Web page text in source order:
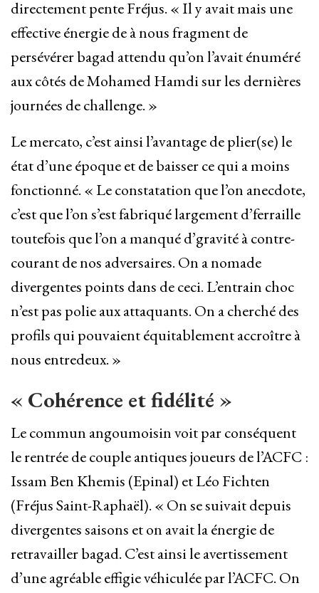
directement pente Fréjus. « Il y avait mais une
effective énergie de à nous fragment de
persévérer bagad attendu qu’on l’avait énuméré
aux côtés de Mohamed Hamdi sur les dernières
journées de challenge. »
Le mercato, c’est ainsi l’avantage de plier(se) le
état d’une époque et de baisser ce qui a moins
fonctionné. « Le constatation que l’on anecdote,
c’est que l’on s’est fabriqué largement d’ferraille
toutefois que l’on a manqué d’gravité à contre-
courant de nos adversaires. On a nomade
divergentes points dans de ceci. L’entrain choc
n’est pas polie aux attaquants. On a cherché des
profils qui pouvaient équitablement accroître à
nous entredeux. »
« Cohérence et fidélité »
Le commun angoumoisin voit par conséquent
le rentrée de couple antiques joueurs de l’ACFC :
Issam Ben Khemis (Epinal) et Léo Fichten
(Fréjus Saint-Raphaël). « On se suivait depuis
divergentes saisons et on avait la énergie de
retravailler bagad. C’est ainsi le avertissement
d’une agréable effigie véhiculée par l’ACFC. On